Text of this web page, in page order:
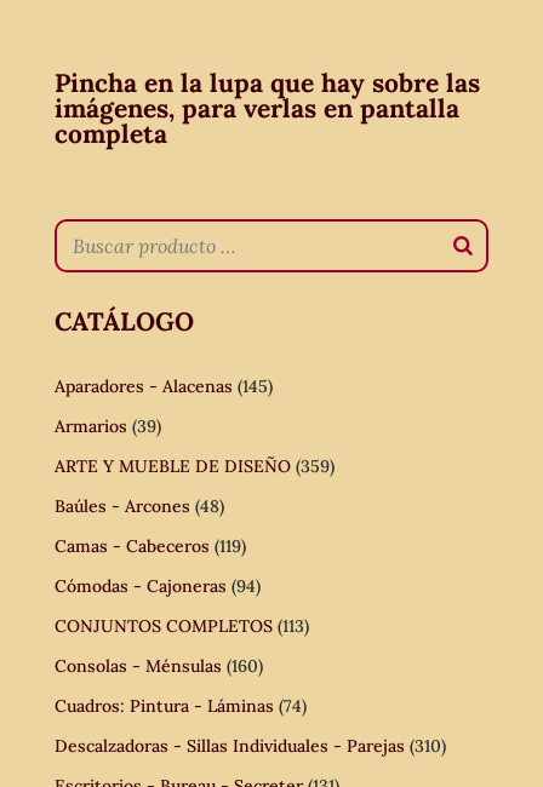
Pincha en la lupa que hay sobre las
imágenes, para verlas en pantalla
completa
CATÁLOGO
Aparadores - Alacenas (145)
Armarios (39)
ARTE Y MUEBLE DE DISEÑO (359)
Baúles - Arcones (48)
Camas - Cabeceros (119)
Cómodas - Cajoneras (94)
CONJUNTOS COMPLETOS (113)
Consolas - Ménsulas (160)
Cuadros: Pintura - Láminas (74)
Descalzadoras - Sillas Individuales - Parejas (310)